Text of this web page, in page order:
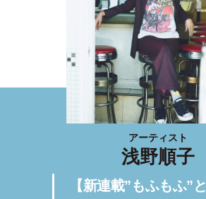
アーティスト
浅野順子
【新連載”もふもふ”